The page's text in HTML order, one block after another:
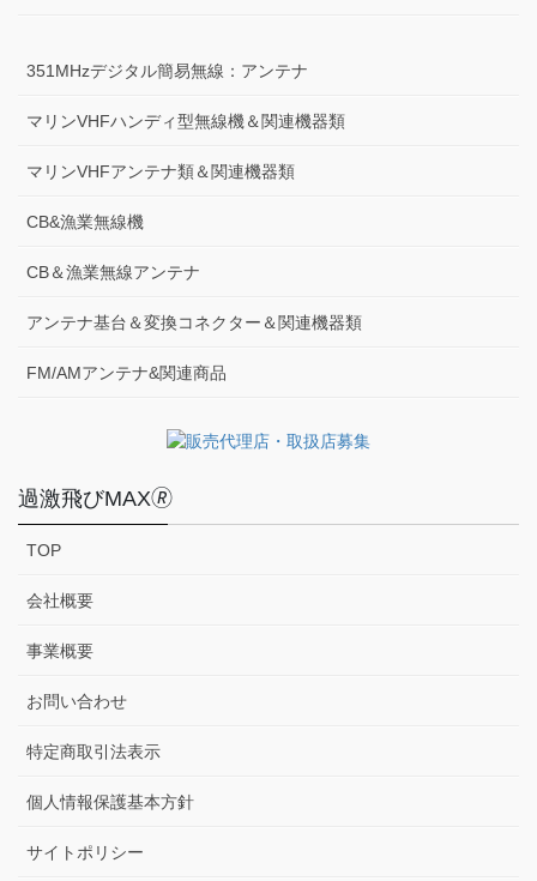
351MHzデジタル簡易無線：アンテナ
マリンVHFハンディ型無線機＆関連機器類
マリンVHFアンテナ類＆関連機器類
CB&漁業無線機
CB＆漁業無線アンテナ
アンテナ基台＆変換コネクター＆関連機器類
FM/AMアンテナ&関連商品
過激飛びMAX🄬
TOP
会社概要
事業概要
お問い合わせ
特定商取引法表示
個人情報保護基本方針
サイトポリシー